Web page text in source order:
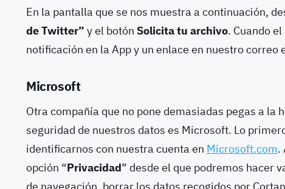
En la pantalla que se nos muestra a continuación,
de Twitter” y el botón Solicita tu archivo. Cuando
notificación en la App y un enlace en nuestro correo
Microsoft
Otra compañía que no pone demasiadas pegas a la
seguridad de nuestros datos es Microsoft. Lo
identificarnos con nuestra cuenta en Microsoft.com.
opción “Privacidad” desde el que podremos hacer
de navegación, borrar los datos recogidos por